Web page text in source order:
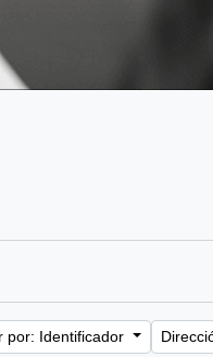
por: Identificador